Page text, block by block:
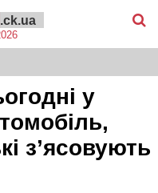
.ck.ua
у
з’ясовують